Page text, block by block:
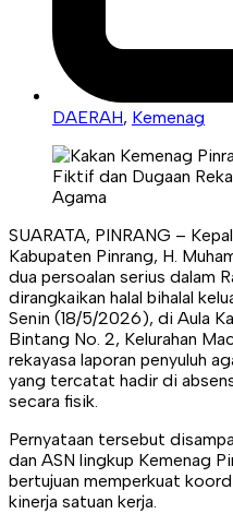
DAERAH, Kemenag
SUARATA, PINRANG –
Kabupaten Pinrang, H.
dua persoalan serius dalam
dirangkaikan halal bihalal
Senin (18/5/2026), di Aula
Bintang No. 2, Kelurahan
rekayasa laporan penyuluh
yang tercatat hadir di
secara fisik.
Pernyataan tersebut
dan ASN lingkup Kemenag
bertujuan memperkuat
kinerja satuan kerja.